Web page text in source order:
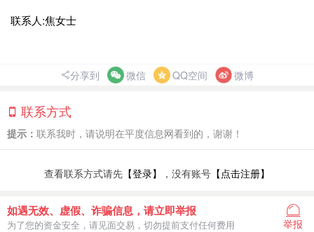
联系人:焦女士
分享到 微信 QQ空间 微博
联系方式
提示： 联系我时，请说明在平度信息网看到的，谢谢！
查看联系方式请先 【登录】 ，没有账号 【点击注册】
如遇无效、虚假、诈骗信息，请立即举报
为了您的资金安全，请见面交易，切勿提前支付任何费用 举报